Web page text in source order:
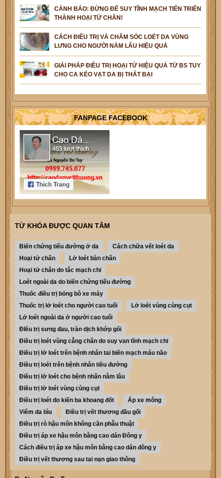
CẢNH BÁO: ĐỪNG ĐỂ SUY TĨNH MẠCH TIẾN TRIỂN
THÀNH HOẠI TỬ CHÂN!
CÁCH ĐIỀU TRỊ VÀ CHĂM SÓC LOÉT DA VÙNG
LƯNG CHO NGƯỜI NẰM LÂU HIỆU QUẢ
GIẢI PHÁP ĐIỀU TRỊ HOẠI TỬ HIỆU QUẢ TỪ BS TUY
CHO CA KÉO VẠT DA BỊ THẤT BẠI
FANPAGE FACEBOOK
TỪ KHÓA ĐƯỢC QUAN TÂM
Biến chứng tiểu đường ở da
Cách chữa vết loét da
Hoại tử chân
Lở loét bàn chân
Hoại tử chân do tắc mạch chi
Loét ngoài da do biến chứng tiểu đường
Thuốc điều trị bỏng bô xe máy
Thuốc trị lở loét cho người cao tuổi
Lở loét vùng cùng cụt
Lở loét ngoài da ở người cao tuổi
ĐIều trị sưng đau, tràn dịch khớp gối
Điều trị loét vùng cẳng chân do suy van tĩnh mạch chi
Điều trị lở loét trên bệnh nhân tai biến mạch máu não
Điều trị loét trên bệnh nhân tiều đường
Điều trị lở loét cho bệnh nhân nằm lâu
Điều trị lở loét vùng cùng cụt
Điều trị loét do kiến ba khoang đốt
Áp xe mông
Viêm da bìu
Điều trị vết thương đầu gối
Điều trị rò hậu môn không cần phẫu thuật
Điều trị áp xe hậu môn bằng cao dán Đông y
Cách điều trị áp xe hậu môn bằng cao dán đông y
Điều trị vết thương sau tai nạn giao thông